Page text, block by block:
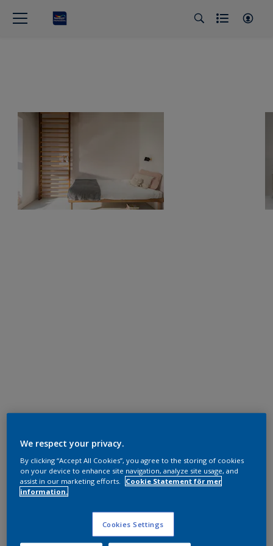
We respect your privacy.
By clicking “Accept All Cookies”, you agree to the storing of cookies
on your device to enhance site navigation, analyze site usage, and
assist in our marketing efforts.
Cookie Statement för mer
information.
Cookies Settings